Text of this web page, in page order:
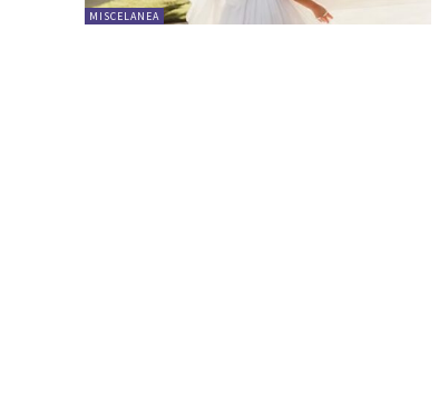
MISCELANEA